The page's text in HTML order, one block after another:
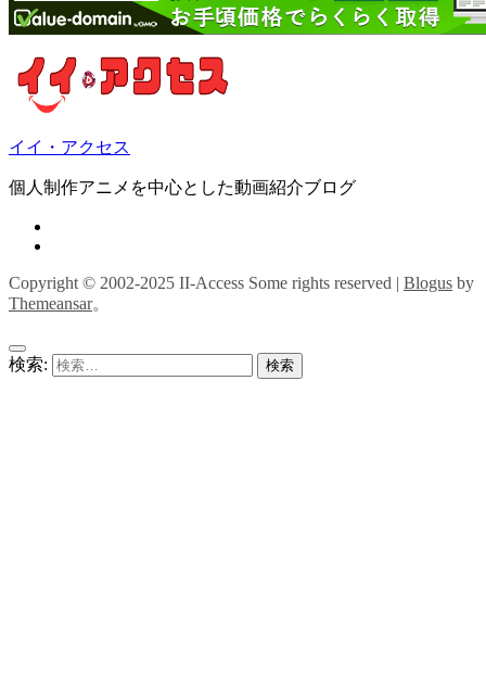
イイ・アクセス
個人制作アニメを中心とした動画紹介ブログ
Copyright © 2002-2025 II-Access Some rights reserved | Blogus by
Themeansar。
検索: